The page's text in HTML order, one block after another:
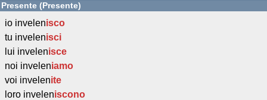
Presente (Presente)
io invelenisco
tu invelenisci
lui invelenisce
noi inveleniamo
voi invelenite
loro inveleniscono